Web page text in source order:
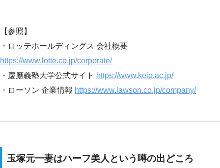
【参照】
・ロッテホールディングス 会社概要
https://www.lotte.co.jp/corporate/
・慶應義塾大学公式サイト https://www.keio.ac.jp/
・ローソン 企業情報 https://www.lawson.co.jp/company/
玉塚元一妻はハーフ美人という噂の出どころ